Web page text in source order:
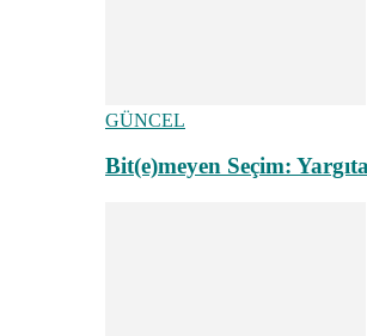
GÜNCEL
Bit(e)meyen Seçim: